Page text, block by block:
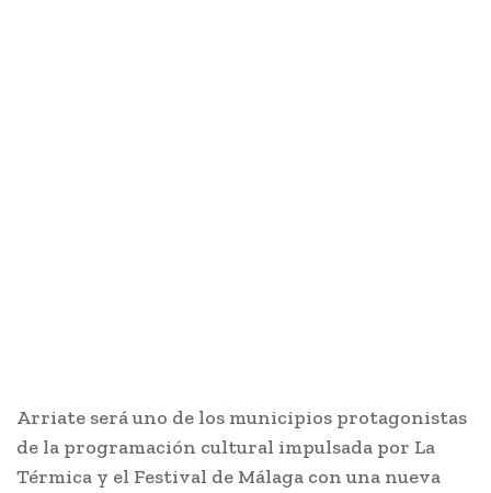
Arriate será uno de los municipios protagonistas
de la programación cultural impulsada por La
Térmica y el Festival de Málaga con una nueva